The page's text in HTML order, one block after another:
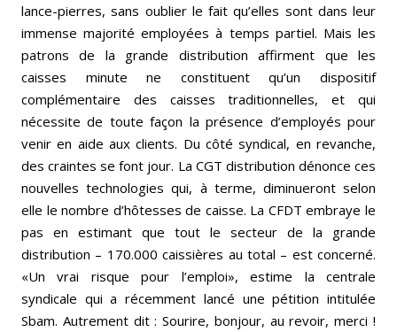
lance-pierres, sans oublier le fait qu’elles sont dans leur
immense majorité employées à temps partiel. Mais les
patrons de la grande distribution affirment que les
caisses minute ne constituent qu’un dispositif
complémentaire des caisses traditionnelles, et qui
nécessite de toute façon la présence d’employés pour
venir en aide aux clients. Du côté syndical, en revanche,
des craintes se font jour. La CGT distribution dénonce ces
nouvelles technologies qui, à terme, diminueront selon
elle le nombre d’hôtesses de caisse. La CFDT embraye le
pas en estimant que tout le secteur de la grande
distribution – 170.000 caissières au total – est concerné.
«Un vrai risque pour l’emploi», estime la centrale
syndicale qui a récemment lancé une pétition intitulée
Sbam. Autrement dit : Sourire, bonjour, au revoir, merci !